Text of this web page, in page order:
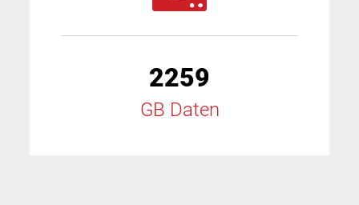
2259
GB Daten